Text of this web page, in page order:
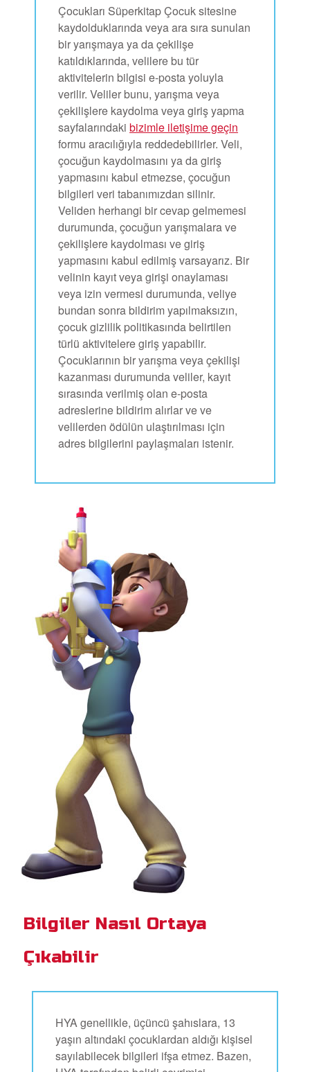
Çocukları Süperkitap Çocuk sitesine
kaydolduklarında veya ara sıra sunulan
bir yarışmaya ya da çekilişe
katıldıklarında, velilere bu tür
aktivitelerin bilgisi e-posta yoluyla
verilir. Veliler bunu, yarışma veya
çekilişlere kaydolma veya giriş yapma
sayfalarındakibizimle iletişime geçin
formu aracılığıyla reddedebilirler. Veli,
çocuğun kaydolmasını ya da giriş
yapmasını kabul etmezse, çocuğun
bilgileri veri tabanımızdan silinir.
Veliden herhangi bir cevap gelmemesi
durumunda, çocuğun yarışmalara ve
çekilişlere kaydolması ve giriş
yapmasını kabul edilmiş varsayarız. Bir
velinin kayıt veya girişi onaylaması
veya izin vermesi durumunda, veliye
bundan sonra bildirim yapılmaksızın,
çocuk gizlilik politikasında belirtilen
türlü aktivitelere giriş yapabilir.
Çocuklarının bir yarışma veya çekilişi
kazanması durumunda veliler, kayıt
sırasında verilmiş olan e-posta
adreslerine bildirim alırlar ve ve
velilerden ödülün ulaştırılması için
adres bilgilerini paylaşmaları istenir.
Bilgiler Nasıl Ortaya
Çıkabilir
HYA genellikle, üçüncü şahıslara, 13
yaşın altındaki çocuklardan aldığı kişisel
sayılabilecek bilgileri ifşa etmez. Bazen,